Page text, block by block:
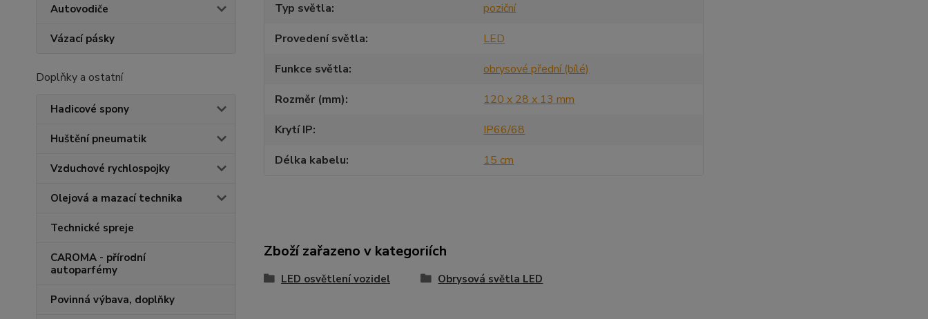
Autovodiče
Vázací pásky
Doplňky a ostatní
Hadicové spony
Huštění pneumatik
Vzduchové rychlospojky
Olejová a mazací technika
Technické spreje
CAROMA - přírodní
autoparfémy
Povinná výbava, doplňky
Typ světla
poziční
Provedení světla
LED
Funkce světla
obrysové přední (bílé)
Rozměr (mm)
120 x 28 x 13 mm
Krytí IP
IP66/68
Délka kabelu
15 cm
Zboží zařazeno v kategoriích
LED osvětlení vozidel Obrysová světla LED